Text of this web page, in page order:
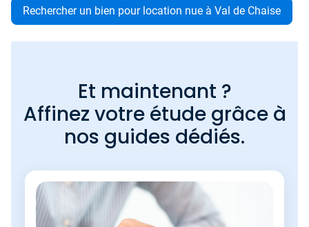
Rechercher un bien pour location nue à Val de Chaise
Et maintenant ?
Affinez votre étude grâce à
nos guides dédiés.